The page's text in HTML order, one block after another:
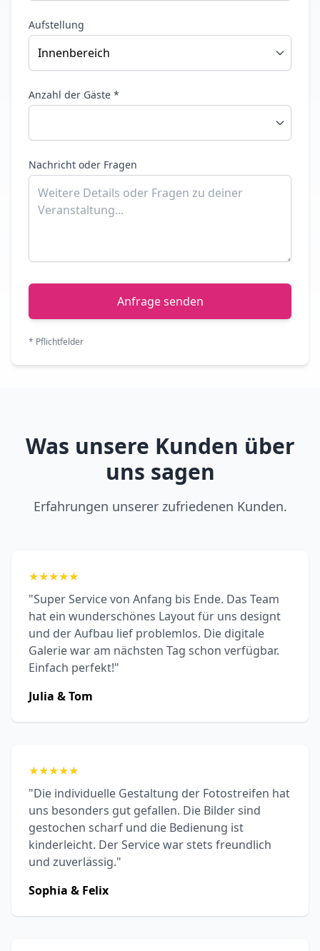
Aufstellung
Anzahl der Gäste *
Nachricht oder Fragen
Anfrage senden
* Pflichtfelder
Was unsere Kunden über
uns sagen
Erfahrungen unserer zufriedenen Kunden.
★★★★★
"Super Service von Anfang bis Ende. Das Team
hat ein wunderschönes Layout für uns designt
und der Aufbau lief problemlos. Die digitale
Galerie war am nächsten Tag schon verfügbar.
Einfach perfekt!"
Julia & Tom
★★★★★
"Die individuelle Gestaltung der Fotostreifen hat
uns besonders gut gefallen. Die Bilder sind
gestochen scharf und die Bedienung ist
kinderleicht. Der Service war stets freundlich
und zuverlässig."
Sophia & Felix